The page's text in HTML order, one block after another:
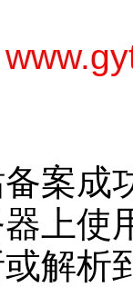
案成
上使
解析